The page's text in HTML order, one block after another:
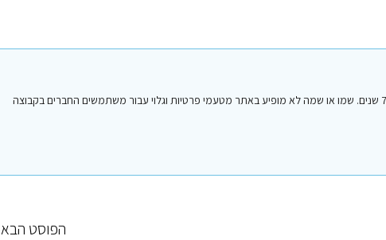
הפוסט הנ"ל נכתב על ידי אחד מחברי או חברות קבוצת הפייסבוק "סיני טיפים והמלצות" לפני 7 שנים. שמו או שמה לא מופיע באתר מטעמי פרטיות וגלוי עבור משתמשים החברים בקבוצה
הפוסט הבא